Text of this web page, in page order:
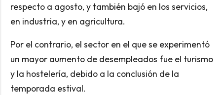
respecto a agosto, y también bajó en los servicios,
en industria, y en agricultura.
Por el contrario, el sector en el que se experimentó
un mayor aumento de desempleados fue el turismo
y la hostelería, debido a la conclusión de la
temporada estival.